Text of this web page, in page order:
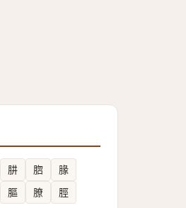
肼 脗
腞
膒 膫 脛